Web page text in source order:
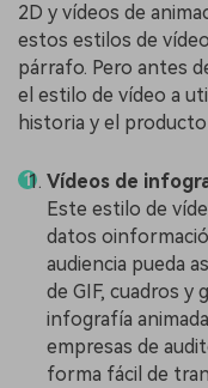
2D y vídeos de
estos estilos de
párrafo. Pero antes
el estilo de vídeo a
historia y el
Vídeos de
Este estilo de
datos
audiencia pueda
de GIF, cuadros y
infografía
empresas de
forma fácil de